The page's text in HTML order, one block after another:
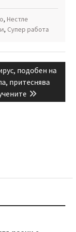
, Нестле
, Супер работа
подобен на
притеснява